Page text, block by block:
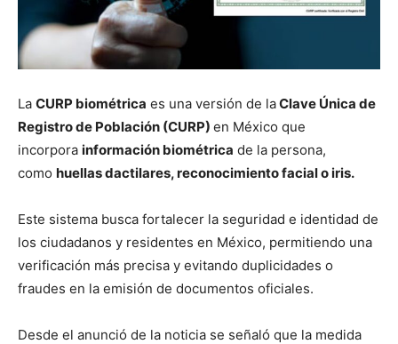
La CURP biométrica es una versión de laClave Única de
Registro de Población (CURP) en México que
incorpora información biométrica de la persona,
como huellas dactilares, reconocimiento facial o iris.
Este sistema busca fortalecer la seguridad e identidad de
los ciudadanos y residentes en México, permitiendo una
verificación más precisa y evitando duplicidades o
fraudes en la emisión de documentos oficiales.
Desde el anunció de la noticia se señaló que la medida